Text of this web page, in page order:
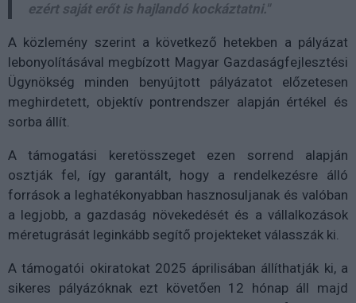
ezért saját erőt is hajlandó kockáztatni."
A közlemény szerint a következő hetekben a pályázat
lebonyolításával megbízott Magyar Gazdaságfejlesztési
Ügynökség minden benyújtott pályázatot előzetesen
meghirdetett, objektív pontrendszer alapján értékel és
sorba állít.
A támogatási keretösszeget ezen sorrend alapján
osztják fel, így garantált, hogy a rendelkezésre álló
források a leghatékonyabban hasznosuljanak és valóban
a legjobb, a gazdaság növekedését és a vállalkozások
méretugrását leginkább segítő projekteket válasszák ki.
A támogatói okiratokat 2025 áprilisában állíthatják ki, a
sikeres pályázóknak ezt követően 12 hónap áll majd